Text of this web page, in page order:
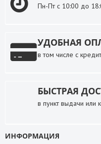
Пн-Пт с 10:00 до
УДОБНАЯ
в том числе с
БЫСТРАЯ
в пункт выдачи или
ИНФОРМАЦИЯ